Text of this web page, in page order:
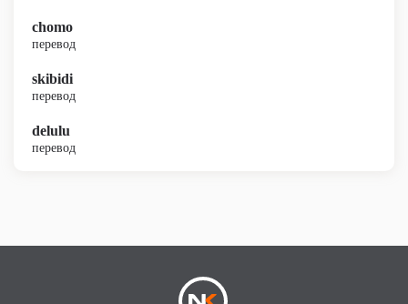
chomo
перевод
skibidi
перевод
delulu
перевод